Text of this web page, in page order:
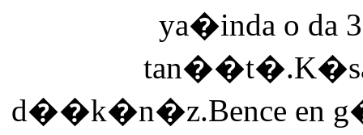
ya�inda o da
d��k�n�z.Bence en